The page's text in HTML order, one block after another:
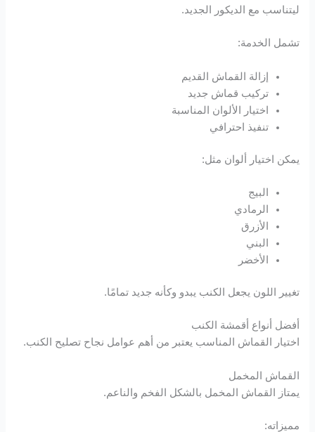
ليتناسب مع الديكور الجديد.
تشمل الخدمة:
إزالة القماش القديم
تركيب قماش جديد
اختيار الألوان المناسبة
تنفيذ احترافي
يمكن اختيار ألوان مثل:
البيج
الرمادي
الأزرق
البني
الأخضر
تغيير اللون يجعل الكنب يبدو وكأنه جديد تمامًا.
أفضل أنواع أقمشة الكنب
اختيار القماش المناسب يعتبر من أهم عوامل نجاح تصليح الكنب.
القماش المخمل
يمتاز القماش المخمل بالشكل الفخم والناعم.
مميزاته: